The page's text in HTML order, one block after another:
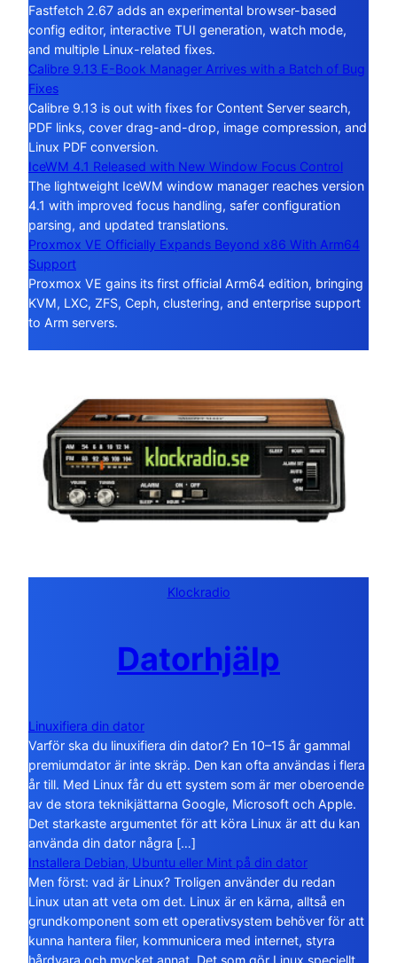
Fastfetch 2.67 adds an experimental browser-based
config editor, interactive TUI generation, watch mode,
and multiple Linux-related fixes.
Calibre 9.13 E-Book Manager Arrives with a Batch of Bug
Fixes
Calibre 9.13 is out with fixes for Content Server search,
PDF links, cover drag-and-drop, image compression, and
Linux PDF conversion.
IceWM 4.1 Released with New Window Focus Control
The lightweight IceWM window manager reaches version
4.1 with improved focus handling, safer configuration
parsing, and updated translations.
Proxmox VE Officially Expands Beyond x86 With Arm64
Support
Proxmox VE gains its first official Arm64 edition, bringing
KVM, LXC, ZFS, Ceph, clustering, and enterprise support
to Arm servers.
Klockradio
Datorhjälp
Linuxifiera din dator
Varför ska du linuxifiera din dator? En 10–15 år gammal
premiumdator är inte skräp. Den kan ofta användas i flera
år till. Med Linux får du ett system som är mer oberoende
av de stora teknikjättarna Google, Microsoft och Apple.
Det starkaste argumentet för att köra Linux är att du kan
använda din dator några […]
Installera Debian, Ubuntu eller Mint på din dator
Men först: vad är Linux? Troligen använder du redan
Linux utan att veta om det. Linux är en kärna, alltså en
grundkomponent som ett operativsystem behöver för att
kunna hantera filer, kommunicera med internet, styra